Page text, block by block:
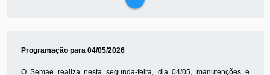
Programação para 04/05/2026
O Semae realiza nesta segunda-feira, dia 04/05, manutenções e